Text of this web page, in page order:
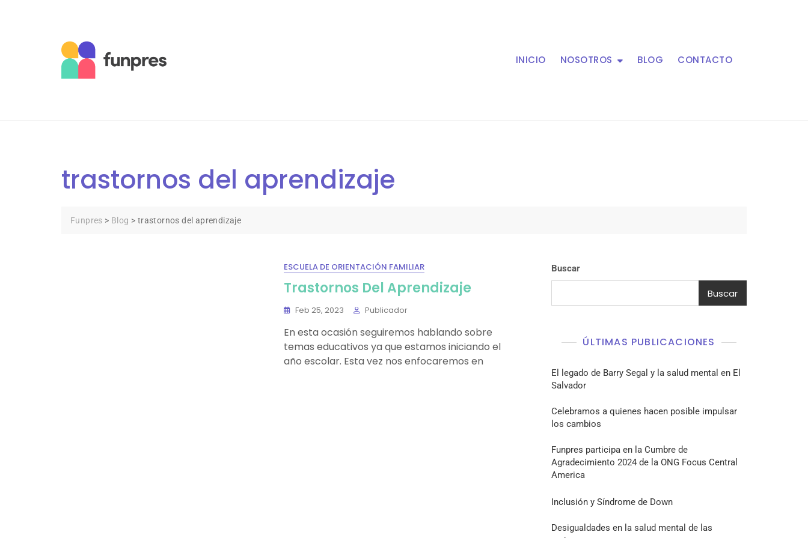
INICIO NOSOTROS BLOG CONTACTO
trastornos del aprendizaje
Funpres > Blog > trastornos del aprendizaje
ESCUELA DE ORIENTACIÓN FAMILIAR
Trastornos Del Aprendizaje
Feb 25, 2023 Publicador
En esta ocasión seguiremos hablando sobre
temas educativos ya que estamos iniciando el
año escolar. Esta vez nos enfocaremos en
Buscar
Buscar
ÚLTIMAS PUBLICACIONES
El legado de Barry Segal y la salud mental en El
Salvador
Celebramos a quienes hacen posible impulsar
los cambios
Funpres participa en la Cumbre de
Agradecimiento 2024 de la ONG Focus Central
America
Inclusión y Síndrome de Down
Desigualdades en la salud mental de las